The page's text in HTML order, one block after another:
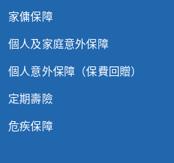
家傭保障
個人及家庭意外保障
個人意外保障（保費回贈）
定期壽險
危疾保障